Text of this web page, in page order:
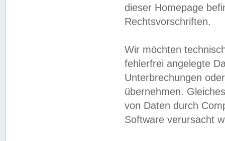
dieser Homepage
Rechtsvorschriften.
Wir möchten
fehlerfrei angelegte
Unterbrechungen
übernehmen.
von Daten durch
Software verursacht